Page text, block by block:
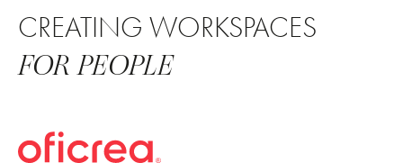
CREATING WORKSPACES
FOR PEOPLE